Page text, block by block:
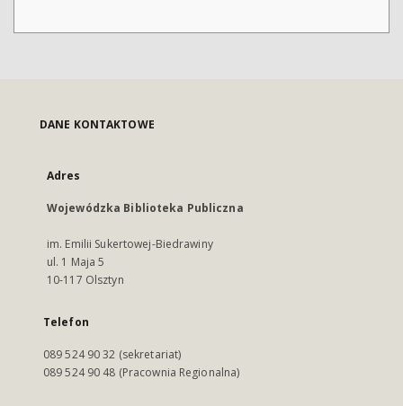
DANE KONTAKTOWE
Adres
Wojewódzka Biblioteka Publiczna
im. Emilii Sukertowej-Biedrawiny
ul. 1 Maja 5
10-117 Olsztyn
Telefon
089 524 90 32 (sekretariat)
089 524 90 48 (Pracownia Regionalna)